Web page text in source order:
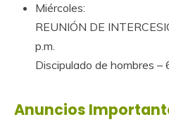
Miércoles:
REUNIÓN DE
p.m.
Discipulado de hombres –
Anuncios